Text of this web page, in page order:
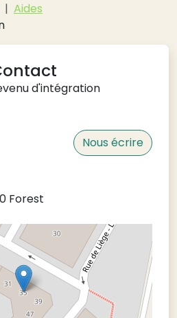
Aides
d'intégration
Nous écrire
Forest